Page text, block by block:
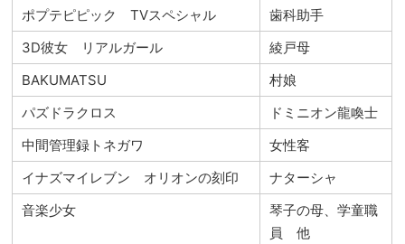
ポプテピピック TVスペシャル
歯科助手
3D彼女 リアルガール
綾戸母
BAKUMATSU
村娘
パズドラクロス
ドミニオン龍喚士
中間管理録トネガワ
女性客
イナズマイレブン オリオンの刻印
ナターシャ
音楽少女
琴子の母、学童職
員 他